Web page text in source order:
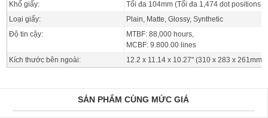
Khổ giấy:
Tối đa 104mm (Tối đa 1,474 dot positions /
Loại giấy:
Plain, Matte, Glossy, Synthetic
Độ tin cậy:
MTBF: 88,000 hours,
MCBF: 9.800.00 lines
Kích thước bên ngoài:
12.2 x 11.14 x 10.27" (310 x 283 x 261mm)
SẢN PHẨM CÙNG MỨC GIÁ